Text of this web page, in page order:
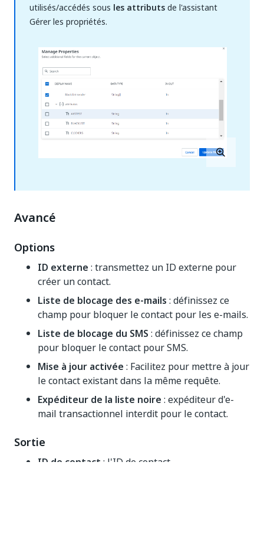
utilisés/accédés sous les attributsde l'assistant
Gérer les propriétés.
Avancé
Options
ID externe : transmettez un ID externe pour
créer un contact.
Liste de blocage des e-mails : définissez ce
champ pour bloquer le contact pour les e-mails.
Liste de blocage du SMS : définissez ce champ
pour bloquer le contact pour SMS.
Mise à jour activée : Facilitez pour mettre à jour
le contact existant dans la même requête.
Expéditeur de la liste noire : expéditeur d'e-
mail transactionnel interdit pour le contact.
Sortie
ID de contact : l'ID de contact.